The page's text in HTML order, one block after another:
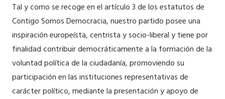
Tal y como se recoge en el artículo 3 de los estatutos de
Contigo Somos Democracia, nuestro partido posee una
inspiración europeísta, centrista y socio-liberal y tiene por
finalidad contribuir democráticamente a la formación de la
voluntad política de la ciudadanía, promoviendo su
participación en las instituciones representativas de
carácter político, mediante la presentación y apoyo de